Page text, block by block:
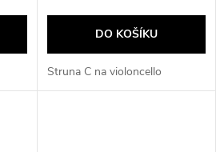
DO KOŠÍKU
Struna C na violoncello